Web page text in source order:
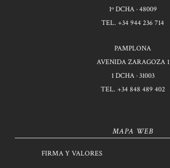
1º DCHA · 48009
TEL. +34 944 236 714
PAMPLONA
AVENIDA ZARAGOZA 1
1 DCHA · 31003
TEL. +34 848 489 402
MAPA WEB
FIRMA Y VALORES